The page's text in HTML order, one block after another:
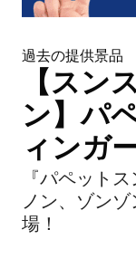
過去の提供景品
【スン
ン】パ
ィンガ
『パペット
ノン、ゾン
場！